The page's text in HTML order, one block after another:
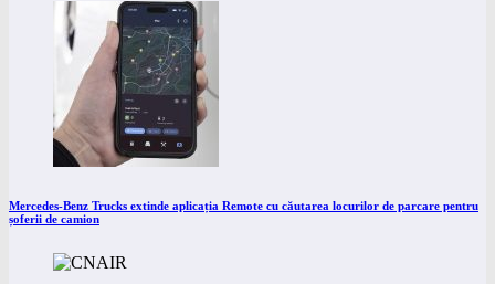
Mercedes-Benz Trucks extinde aplicația Remote cu căutarea locurilor de parcare pentru
șoferii de camion